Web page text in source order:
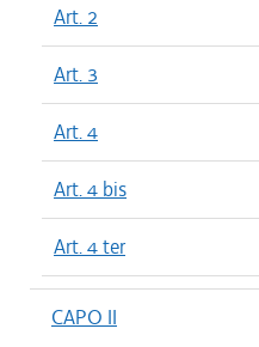
Art. 2
Art. 3
Art. 4
Art. 4 bis
Art. 4 ter
CAPO II